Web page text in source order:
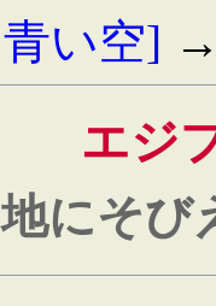
い空]
エジ
にそび